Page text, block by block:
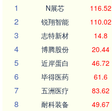
1
N展芯 116.52
2 锐翔智能 110.02
3 志特新材 14.8
4 博腾股份 20.44
5 近岸蛋白 46.72
6 毕得医药 61.6
7 五洲医疗 83.62
8 耐科装备 49.67